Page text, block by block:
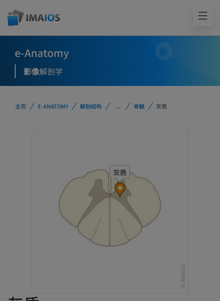
e-Anatomy
影像解剖学
主页 E-ANATOMY 解剖结构 ... 脊髓 灰质